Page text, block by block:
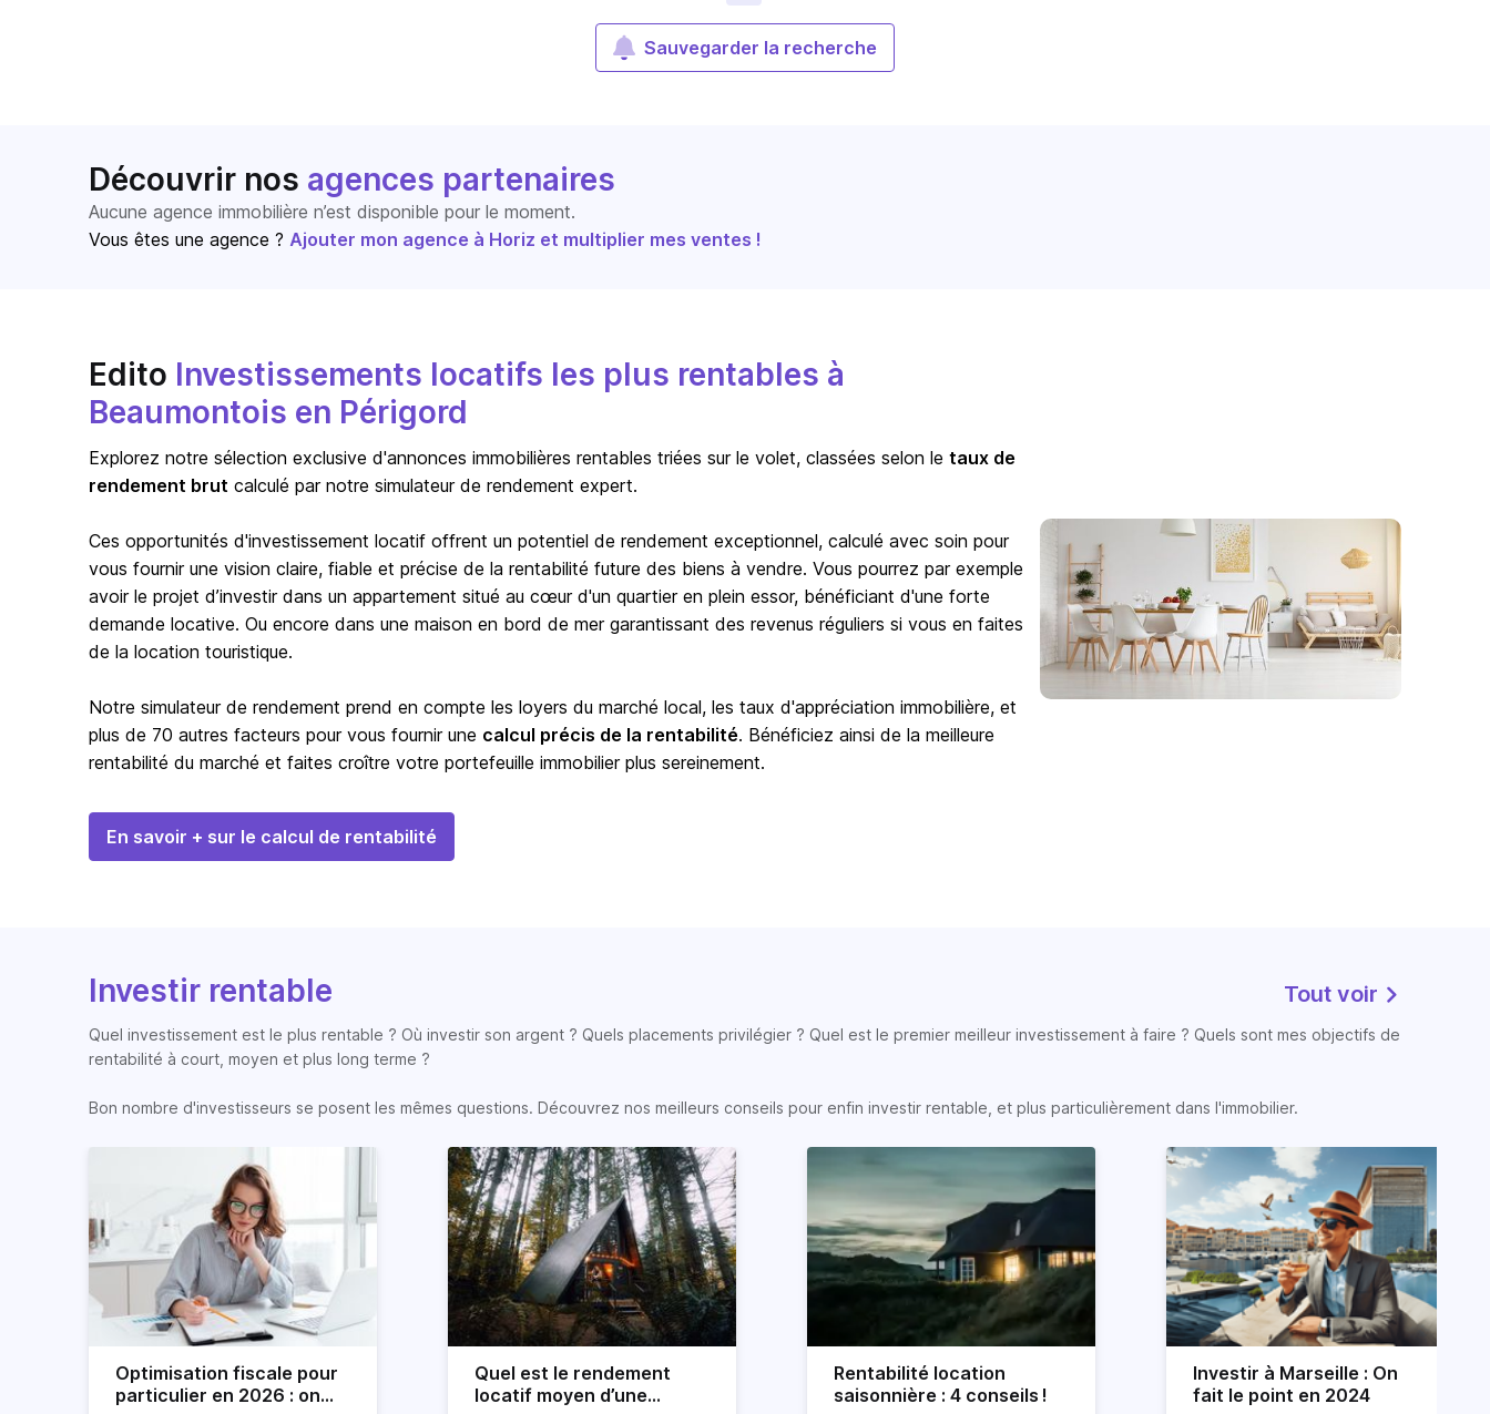
Sauvegarder la recherche
Découvrir nos agences partenaires
Aucune agence immobilière n’est disponible pour le moment.
Vous êtes une agence ? Ajouter mon agence à Horiz et multiplier mes ventes !
Edito Investissements locatifs les plus rentables à
Beaumontois en Périgord
Explorez notre sélection exclusive d'annonces immobilières rentables triées sur le volet, classées selon le taux de
rendement brut calculé par notre simulateur de rendement expert.
Ces opportunités d'investissement locatif offrent un potentiel de rendement exceptionnel, calculé avec soin pour
vous fournir une vision claire, fiable et précise de la rentabilité future des biens à vendre. Vous pourrez par exemple
avoir le projet d’investir dans un appartement situé au cœur d'un quartier en plein essor, bénéficiant d'une forte
demande locative. Ou encore dans une maison en bord de mer garantissant des revenus réguliers si vous en faites
de la location touristique.
Notre simulateur de rendement prend en compte les loyers du marché local, les taux d'appréciation immobilière, et
plus de 70 autres facteurs pour vous fournir une calcul précis de la rentabilité. Bénéficiez ainsi de la meilleure
rentabilité du marché et faites croître votre portefeuille immobilier plus sereinement.
En savoir + sur le calcul de rentabilité
Investir rentable Tout voir
Quel investissement est le plus rentable ? Où investir son argent ? Quels placements privilégier ? Quel est le premier meilleur investissement à faire ? Quels sont mes objectifs de
rentabilité à court, moyen et plus long terme ?
Bon nombre d'investisseurs se posent les mêmes questions. Découvrez nos meilleurs conseils pour enfin investir rentable, et plus particulièrement dans l'immobilier.
Optimisation fiscale pour
particulier en 2026 : on
Quel est le rendement
locatif moyen d’une
Rentabilité location
saisonnière : 4 conseils !
Investir à Marseille : On
fait le point en 2024